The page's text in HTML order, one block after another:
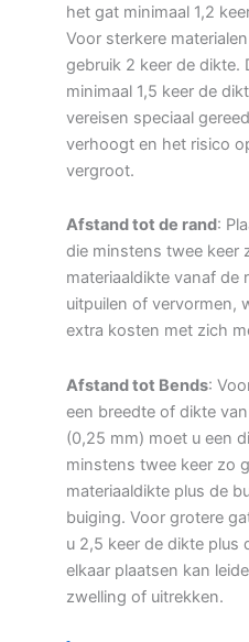
het gat minimaal 1,2
Voor sterkere
gebruik 2 keer de dikte.
minimaal 1,5 keer de
vereisen speciaal
verhoogt en het risico
vergroot.
Afstand tot de rand:
die minstens twee keer
materiaaldikte vanaf de
uitpuilen of vervormen,
extra kosten met zich
Afstand tot Bends:
een breedte of dikte
(0,25 mm) moet u een
minstens twee keer zo
materiaaldikte plus de
buiging. Voor grotere
u 2,5 keer de dikte plus
elkaar plaatsen kan
zwelling of uitrekken.